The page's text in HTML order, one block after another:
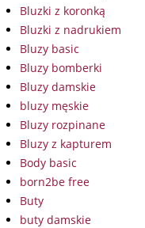
Bluzki z koronką
Bluzki z nadrukiem
Bluzy basic
Bluzy bomberki
Bluzy damskie
bluzy męskie
Bluzy rozpinane
Bluzy z kapturem
Body basic
born2be free
Buty
buty damskie